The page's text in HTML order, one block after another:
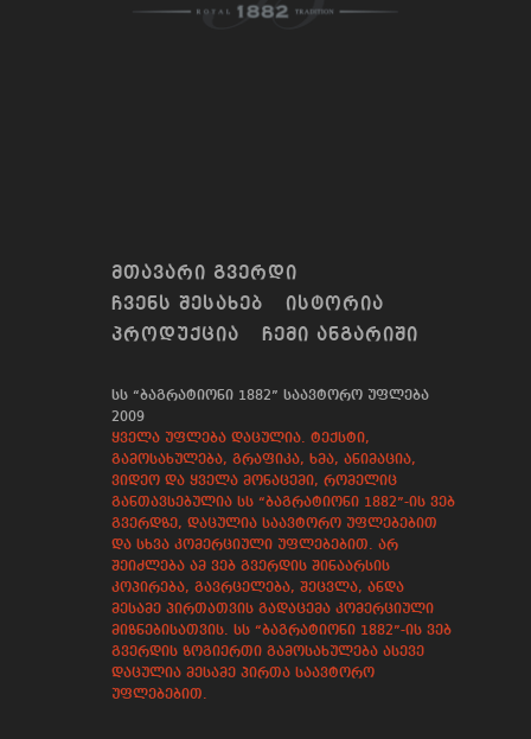
ᲛᲗᲐᲕᲐᲠᲘ ᲒᲕᲔᲠᲓᲘ
ᲩᲕᲔᲜᲡ ᲨᲔᲡᲐᲮᲔᲑ
ᲘᲡᲢᲝᲠᲘᲐ
ᲞᲠᲝᲓᲣᲥᲪᲘᲐ
ᲩᲔᲛᲘ ᲐᲜᲒᲐᲠᲘᲨᲘ
სს “ბაგრატიონი 1882” საავტორო უფლება
2009
ყველა უფლება დაცულია. ტექსტი,
გამოსახულება, გრაფიკა, ხმა, ანიმაცია,
ვიდეო და ყველა მონაცემი, რომელიც
განთავსებულია სს “ბაგრატიონი 1882”-ის ვებ
გვერდზე, დაცულია საავტორო უფლებებით
და სხვა კომერციული უფლებებით. არ
შეიძლება ამ ვებ გვერდის შინაარსის
კოპირება, გავრცელება, შეცვლა, ანდა
მესამე პირთათვის გადაცემა კომერციული
მიზნებისათვის. სს “ბაგრატიონი 1882”-ის ვებ
გვერდის ზოგიერთი გამოსახულება ასევე
დაცულია მესამე პირთა საავტორო
უფლებებით.